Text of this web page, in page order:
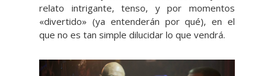
relato intrigante, tenso, y por momentos
«divertido» (ya entenderán por qué), en el
que no es tan simple dilucidar lo que vendrá.